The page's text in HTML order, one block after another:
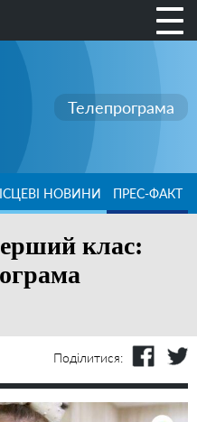
Телепрограма
НОВИНИ ПРЕС-ФАКТ
клас:
Поділитися: